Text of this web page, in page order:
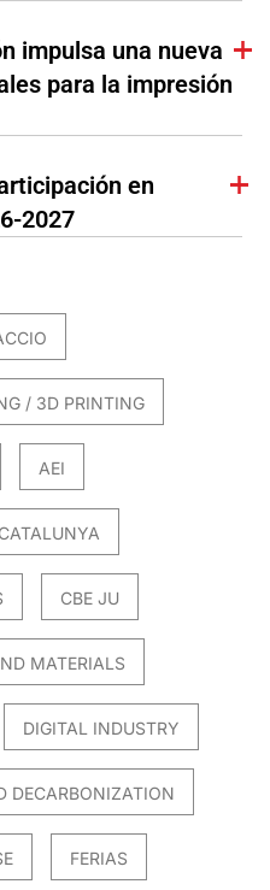
impulsa una nueva
para la impresión
en
2027
/ 3D PRINTING
AEI
CBE JU
MATERIALS
DIGITAL INDUSTRY
DECARBONIZATION
FERIAS